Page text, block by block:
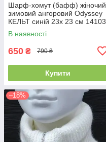
Шарф-хомут (бафф) жіночий
зимовий ангоровий Odyssey
КЕЛЬТ синій 23х 23 см 14103
В наявності
650 ₴ 790 ₴
Купити
–18%